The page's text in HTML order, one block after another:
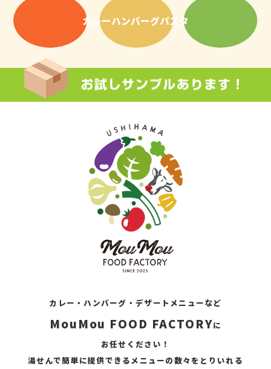
カレーハンバーグパスタ
カレー・ハンバーグ・デザートメニューなど
MouMou FOOD FACTORYに
お任せください！
湯せんで簡単に提供できるメニューの数々をとりいれる